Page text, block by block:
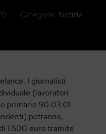
Categorie: Notizie
I giornalisti
(lavoratori
primario 90.03.01
potranno,
1.500 euro tramite